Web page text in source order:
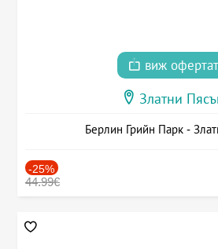
виж
Златни
Берлин Грийн Парк -
-25%
44.99€